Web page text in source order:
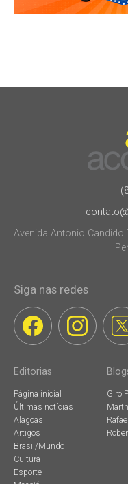
Avenida Antonio Candido
Siga nas redes
Editorias
Página inicial
Últimas notícias
Alagoas
Artigos
Brasil/Mundo
Cultura
Esporte
Giro